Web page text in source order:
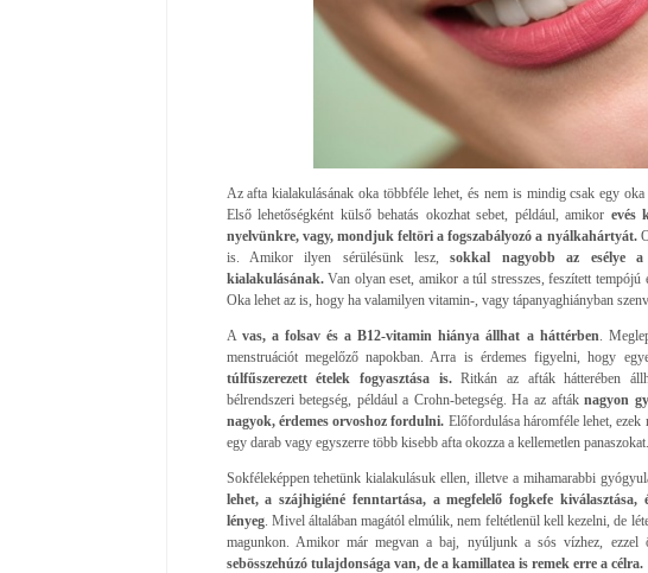
Az afta kialakulásának oka többféle lehet, és nem is mindig csak egy
Első lehetőségként külső behatás okozhat sebet, például, amikor evés
nyelvünkre, vagy, mondjuk feltöri a fogszabályozó a nyálkahártyát.
is. Amikor ilyen sérülésünk lesz,sokkal nagyobb az esélye
kialakulásának.Van olyan eset, amikor a túl stresszes, feszített tempójú
Oka lehet az is, hogy ha valamilyen vitamin-, vagy tápanyaghiányban
A vas, a folsav és a B12-vitamin hiánya állhat a háttérben .
menstruációt megelőző napokban. Arra is érdemes figyelni, hogy
túlfűszerezett ételek fogyasztása is.Ritkán az afták hátterében
bélrendszeri betegség, például a Crohn-betegség. Ha az aftáknagyon
nagyok, érdemes orvoshoz fordulni. Előfordulása háromféle lehet,
egy darab vagy egyszerre több kisebb afta okozza a kellemetlen panaszokat.
Sokféleképpen tehetünk kialakulásuk ellen, illetve a mihamarabbi
lehet, a szájhigiéné fenntartása, a megfelelő fogkefe kiválasztása,
lényeg. Mivel általában magától elmúlik, nem feltétlenül kell kezelni, de
magunkon. Amikor már megvan a baj, nyúljunk a sós vízhez, ezzel
sebösszehúzó tulajdonsága van, de a kamillatea is remek erre a célra.